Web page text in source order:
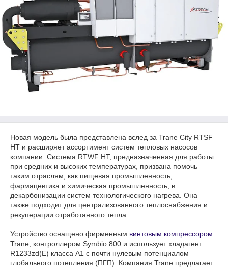
Новая модель была представлена вслед за Trane City RTSF
HT и расширяет ассортимент систем тепловых насосов
компании. Система RTWF HT, предназначенная для работы
при средних и высоких температурах, призвана помочь
таким отраслям, как пищевая промышленность,
фармацевтика и химическая промышленность, в
декарбонизации систем технологического нагрева. Она
также подходит для централизованного теплоснабжения и
рекуперации отработанного тепла.
Устройство оснащено фирменным винтовым компрессором
Trane, контроллером Symbio 800 и использует хладагент
R1233zd(E) класса A1 с почти нулевым потенциалом
глобального потепления (ПГП). Компания Trane предлагает